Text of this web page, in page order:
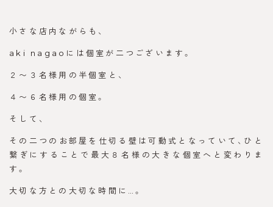
小さな店内ながらも、
aki nagaoには個室が二つございます。
２〜３名様用の半個室と、
４〜６名様用の個室。
そして、
その二つのお部屋を仕切る壁は可動式となっていて、ひと
繋ぎにすることで最大８名様の大きな個室へと変わりま
す。
大切な方との大切な時間に…。